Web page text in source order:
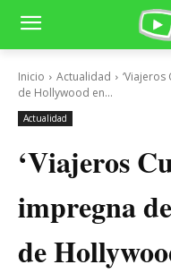
Inicio Actualidad
de Hollywood en...
Actualidad
‘Viajeros
impregna
de